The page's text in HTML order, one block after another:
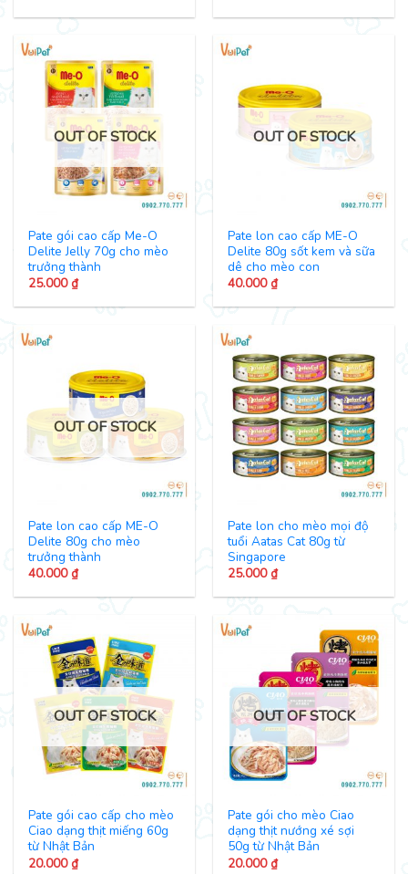
OUT OF STOCK
Pate gói cao cấp Me-O
Delite Jelly 70g cho mèo
trưởng thành
25.000₫
OUT OF STOCK
Pate lon cao cấp ME-O
Delite 80g sốt kem và sữa
dê cho mèo con
40.000₫
OUT OF STOCK
Pate lon cao cấp ME-O
Delite 80g cho mèo
trưởng thành
40.000₫
Pate lon cho mèo mọi độ
tuổi Aatas Cat 80g từ
Singapore
25.000₫
OUT OF STOCK
Pate gói cao cấp cho mèo
Ciao dạng thịt miếng 60g
từ Nhật Bản
20.000₫
OUT OF STOCK
Pate gói cho mèo Ciao
dạng thịt nướng xé sợi
50g từ Nhật Bản
20.000₫